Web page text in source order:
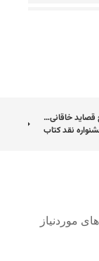
خاقانی…
نقد کتاب
موردنیاز